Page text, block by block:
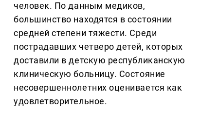
человек. По данным медиков,
большинство находятся в состоянии
средней степени тяжести. Среди
пострадавших четверо детей, которых
доставили в детскую республиканскую
клиническую больницу. Состояние
несовершеннолетних оценивается как
удовлетворительное.